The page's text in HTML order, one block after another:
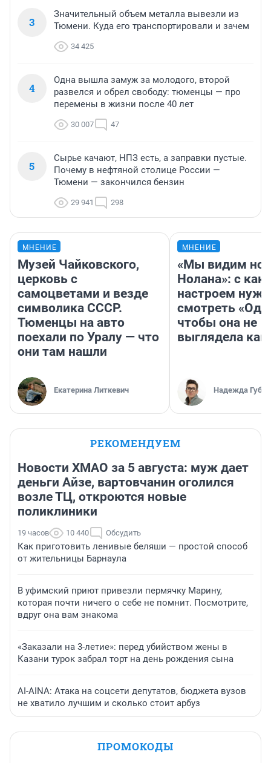
3
Значительный объем металла вывезли из
Тюмени. Куда его транспортировали и зачем
34 425
4
Одна вышла замуж за молодого, второй
развелся и обрел свободу: тюменцы — про
перемены в жизни после 40 лет
30 007 47
5
Сырье качают, НПЗ есть, а заправки пустые.
Почему в нефтяной столице России —
Тюмени — закончился бензин
29 941 298
МНЕНИЕ
Музей Чайковского,
церковь с
самоцветами и везде
символика СССР.
Тюменцы на авто
поехали по Уралу — что
они там нашли
Екатерина Литкевич
МНЕНИЕ
«Мы видим
Нолана»: с
настроем
смотреть
чтобы она не
выглядела как
Надежда
РЕКОМЕНДУЕМ
Новости ХМАО за 5 августа: муж дает
деньги Айзе, вартовчанин оголился
возле ТЦ, откроются новые
поликлиники
19 часов 10 440 Обсудить
Как приготовить ленивые беляши — простой способ
от жительницы Барнаула
В уфимский приют привезли пермячку Марину,
которая почти ничего о себе не помнит. Посмотрите,
вдруг она вам знакома
«Заказали на 3-летие»: перед убийством жены в
Казани турок забрал торт на день рождения сына
AI-AINA: Атака на соцсети депутатов, бюджета вузов
не хватило лучшим и сколько стоит арбуз
ПРОМОКОДЫ